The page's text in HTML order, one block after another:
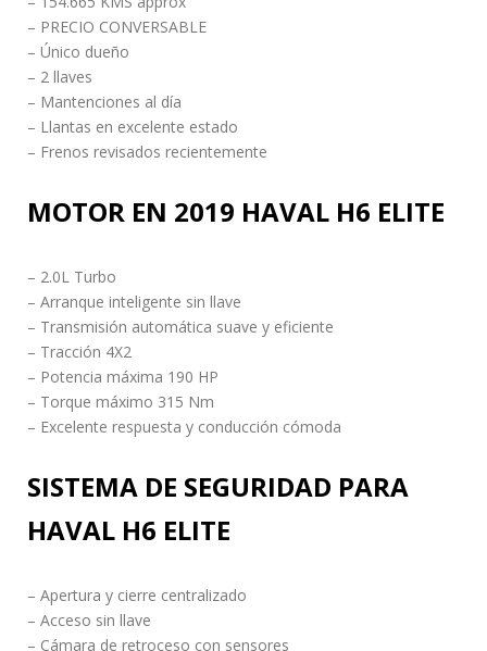
– PRECIO CONVERSABLE
– Único dueño
– 2 llaves
– Mantenciones al día
– Llantas en excelente estado
– Frenos revisados recientemente
MOTOR EN 2019 HAVAL H6 ELITE
– 2.0L Turbo
– Arranque inteligente sin llave
– Transmisión automática suave y eficiente
– Tracción 4X2
– Potencia máxima 190 HP
– Torque máximo 315 Nm
– Excelente respuesta y conducción cómoda
SISTEMA DE SEGURIDAD PARA
HAVAL H6 ELITE
– Apertura y cierre centralizado
– Acceso sin llave
– Cámara de retroceso con sensores